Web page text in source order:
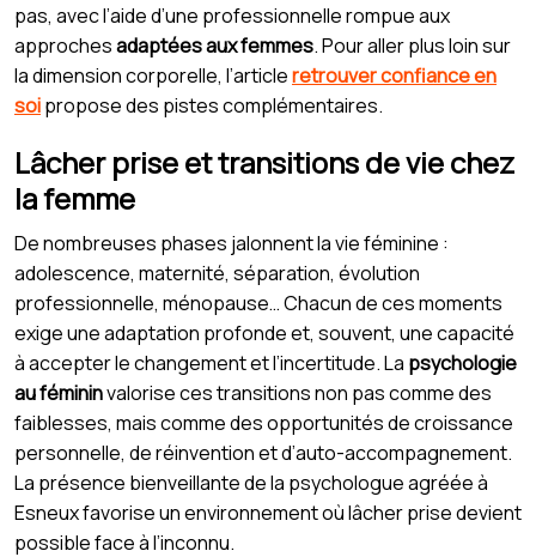
pas, avec l’aide d’une professionnelle rompue aux
approchesadaptées aux femmes. Pour aller plus loin sur
la dimension corporelle, l’articleretrouver confiance en
soipropose des pistes complémentaires.
Lâcher prise et transitions de vie chez
la femme
De nombreuses phases jalonnent la vie féminine :
adolescence, maternité, séparation, évolution
professionnelle, ménopause… Chacun de ces moments
exige une adaptation profonde et, souvent, une capacité
à accepter le changement et l’incertitude. La psychologie
au fémininvalorise ces transitions non pas comme des
faiblesses, mais comme des opportunités de croissance
personnelle, de réinvention et d’auto-accompagnement.
La présence bienveillante de la psychologue agréée à
Esneux favorise un environnement où lâcher prise devient
possible face à l’inconnu.